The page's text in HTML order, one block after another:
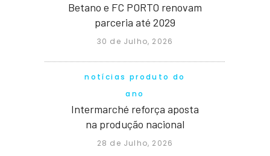
Betano e FC PORTO renovam
parceria até 2029
30 de Julho, 2026
notícias produto do
ano
Intermarché reforça aposta
na produção nacional
28 de Julho, 2026